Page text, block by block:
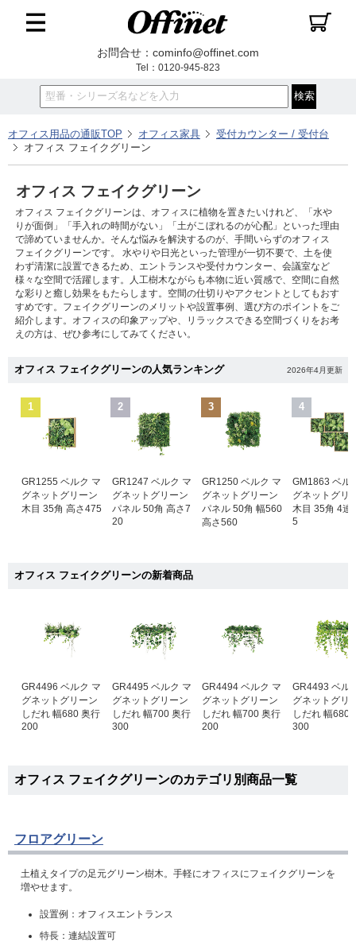
お問合せ：cominfo@offinet.com
Tel：0120-945-823
オフィス用品の通販TOP オフィス家具
受付カウンター / 受付台
オフィス フェイクグリーン
オフィス フェイクグリーン
オフィス フェイクグリーンは、オフィスに植物を置きたいけれど、「水や
りが面倒」「手入れの時間がない」「土がこぼれるのが心配」といった理由
で諦めていませんか。そんな悩みを解決するのが、手間いらずのオフィス
フェイクグリーンです。 水やりや日光といった管理が一切不要で、土を使
わず清潔に設置できるため、エントランスや受付カウンター、会議室など
様々な空間で活躍します。人工樹木ながらも本物に近い質感で、空間に自然
な彩りと癒し効果をもたらします。空間の仕切りやアクセントとしてもおす
すめです。フェイクグリーンのメリットや設置事例、選び方のポイントをご
紹介します。オフィスの印象アップや、リラックスできる空間づくりをお考
えの方は、ぜひ参考にしてみてください。
オフィス フェイクグリーンの人気ランキング 2026年4月更新
1
GR1255 ベルク マ
グネットグリーン
木目 35角 高さ475
2
GR1247 ベルク マ
グネットグリーン
パネル 50角 高さ7
20
3
GR1250 ベルク マ
グネットグリーン
パネル 50角 幅560
高さ560
4
GM1863 ベル
グネットグリ
木目 35角 4連
5
オフィス フェイクグリーンの新着商品
GR4496 ベルク マ
グネットグリーン
しだれ 幅680 奥行
200
GR4495 ベルク マ
グネットグリーン
しだれ 幅700 奥行
300
GR4494 ベルク マ
グネットグリーン
しだれ 幅700 奥行
200
GR4493 ベル
グネットグリ
しだれ 幅680
300
オフィス フェイクグリーンのカテゴリ別商品一覧
フロアグリーン
土植えタイプの足元グリーン樹木。手軽にオフィスにフェイクグリーンを
増やせます。
設置例：オフィスエントランス
特長：連結設置可